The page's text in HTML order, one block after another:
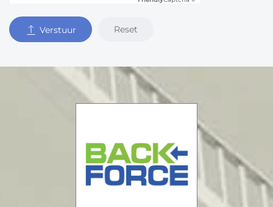
Verstuur Reset